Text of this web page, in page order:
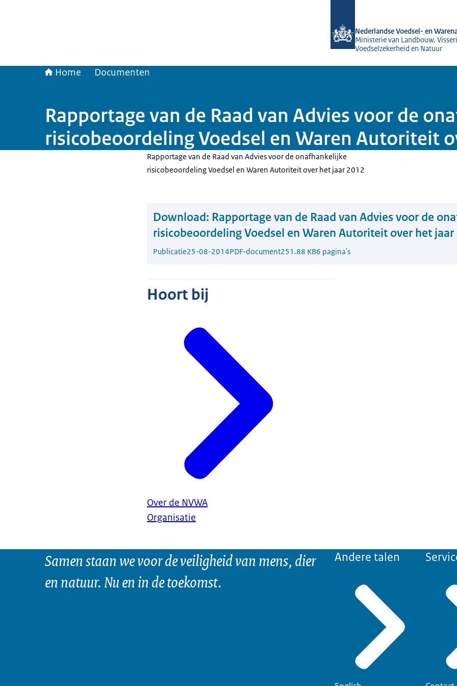
Nederlandse Voedsel- en
Ministerie van Landbouw,
Voedselzekerheid en Natuur
Home Documenten
Rapportage van de Raad van Advies voor de
risicobeoordeling Voedsel en Waren Autoriteit
Rapportage van de Raad van Advies voor de onafhankelijke
risicobeoordeling Voedsel en Waren Autoriteit over het jaar 2012
Download: Rapportage van de Raad van Advies voor de
risicobeoordeling Voedsel en Waren Autoriteit over het jaar
Publicatie25-08-2014PDF-document251.88 KB6 pagina's
Hoort bij
Over de NVWA
Organisatie
Samen staan we voor de veiligheid van mens, dier
en natuur. Nu en in de toekomst.
Andere talen